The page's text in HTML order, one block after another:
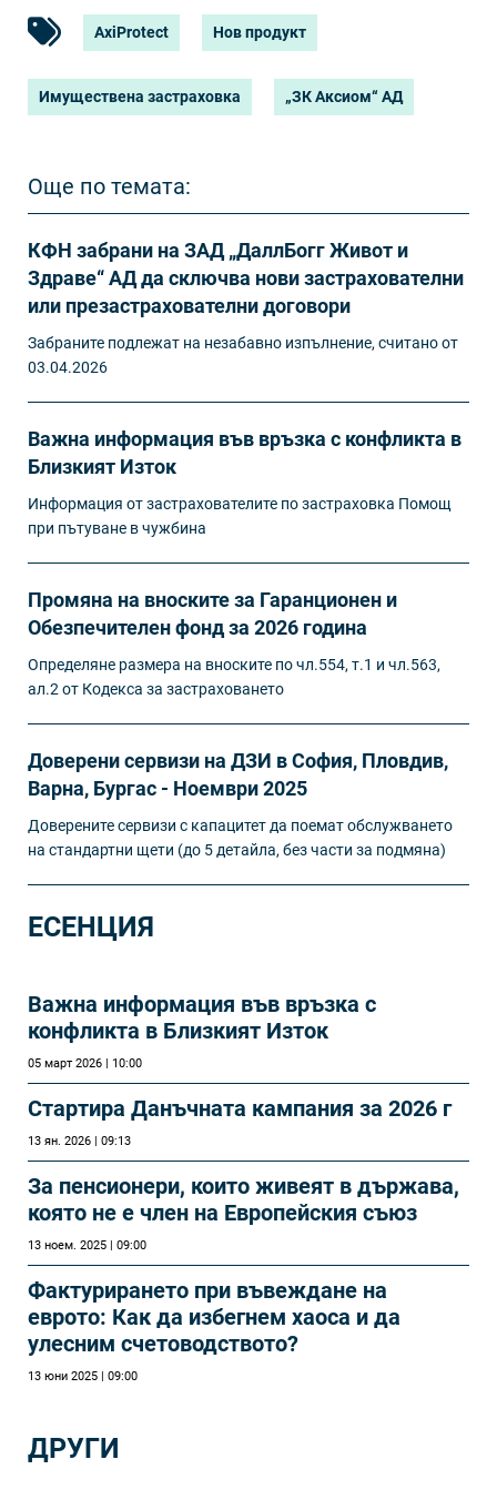
AxiProtect Нов продукт
Имуществена застраховка „ЗК Аксиом“ АД
Още по темата:
КФН забрани на ЗАД „ДаллБогг Живот и
Здраве“ АД да сключва нови застрахователни
или презастрахователни договори
Забраните подлежат на незабавно изпълнение, считано от
03.04.2026
Важна информация във връзка с конфликта в
Близкият Изток
Информация от застрахователите по застраховка Помощ
при пътуване в чужбина
Промяна на вноските за Гаранционен и
Обезпечителен фонд за 2026 година
Определяне размера на вноските по чл.554, т.1 и чл.563,
ал.2 от Кодекса за застраховането
Доверени сервизи на ДЗИ в София, Пловдив,
Варна, Бургас - Ноември 2025
Доверените сервизи с капацитет да поемат обслужването
на стандартни щети (до 5 детайла, без части за подмяна)
ЕСЕНЦИЯ
Важна информация във връзка с
конфликта в Близкият Изток
05 март 2026 | 10:00
Стартира Данъчната кампания за 2026 г
13 ян. 2026 | 09:13
За пенсионери, които живеят в държава,
която не е член на Европейския съюз
13 ноем. 2025 | 09:00
Фактурирането при въвеждане на
еврото: Как да избегнем хаоса и да
улесним счетоводството?
13 юни 2025 | 09:00
ДРУГИ